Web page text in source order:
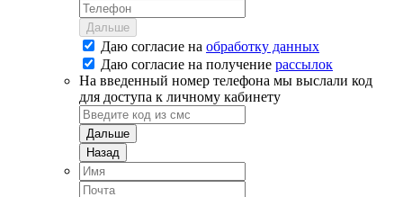
Дальше
Даю согласие на обработку данных
Даю согласие на получение рассылок
На введенный номер телефона мы выслали код
для доступа к личному кабинету
Дальше
Назад